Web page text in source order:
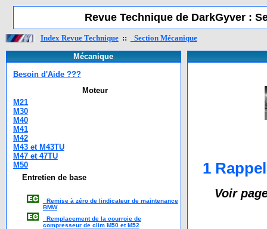
Revue Technique de DarkGyver :
Index Revue Technique :: Section Mécanique
Mécanique
Besoin d'Aide ???
Moteur
M21
M30
M40
M41
M42
M43 et M43TU
M47 et 47TU
M50
Entretien de base
Remise à zéro de lindicateur de maintenance
BMW
Remplacement de la courroie de
compresseur de clim M50 et M52
1
Voir